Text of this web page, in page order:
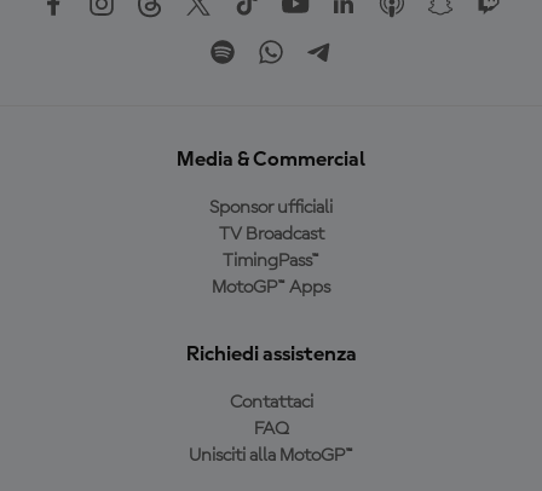
Media & Commercial
Sponsor ufficiali
TV Broadcast
TimingPass™
MotoGP™ Apps
Richiedi assistenza
Contattaci
FAQ
Unisciti alla MotoGP™